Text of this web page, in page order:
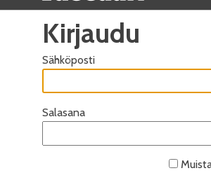
Kirjaudu
Sähköposti
Salasana